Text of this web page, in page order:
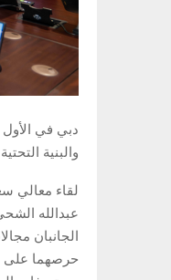
دبي في الأول
والبنية
لقاء معالي
عبدالله
الجانبان
حرصهما على